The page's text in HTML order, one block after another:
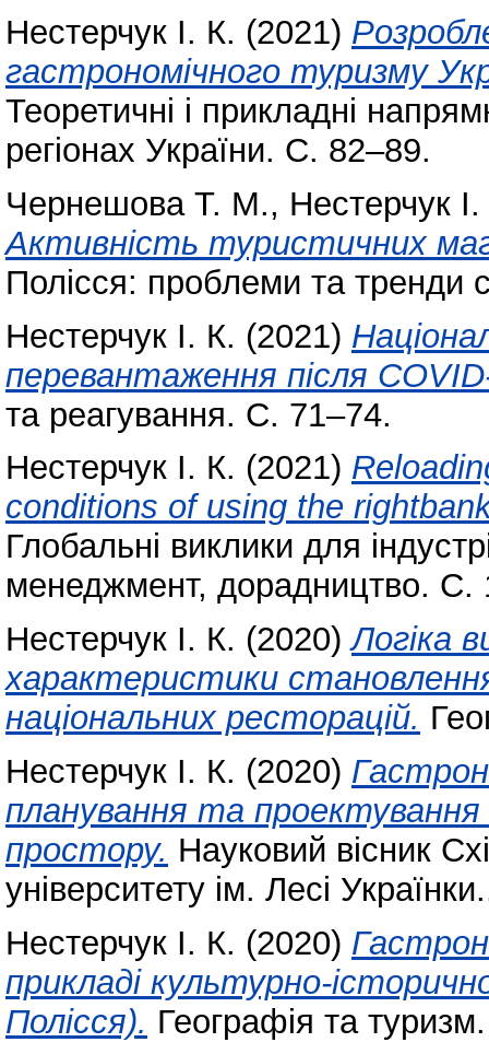
Нестерчук І. К. (2021)
гастрономічного туризму
Теоретичні і прикладні
регіонах України. С. 82–89.
Чернешова Т. М., Нестерчук
Активність туристичних
Полісся: проблеми та тренди
Нестерчук І. К. (2021)
перевантаження після
та реагування. С. 71–74.
Нестерчук І. К. (2021)
conditions of using the
Глобальні виклики для
менеджмент, дорадництво. С.
Нестерчук І. К. (2020)Логіка
характеристики
національних ресторацій.
Нестерчук І. К. (2020)
планування та
простору. Науковий вісник
університету ім. Лесі
Нестерчук І. К. (2020)
прикладі культурно-
Полісся). Географія та туризм.